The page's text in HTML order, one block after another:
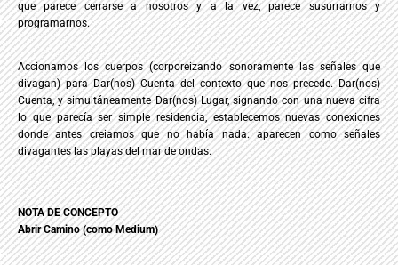
que parece cerrarse a nosotros y a la vez, parece susurrarnos y
programarnos.
Accionamos los cuerpos (corporeizando sonoramente las señales que
divagan) para Dar(nos) Cuenta del contexto que nos precede. Dar(nos)
Cuenta, y simultáneamente Dar(nos) Lugar, signando con una nueva cifra
lo que parecía ser simple residencia, establecemos nuevas conexiones
donde antes creiamos que no había nada: aparecen como señales
divagantes las playas del mar de ondas.
NOTA DE CONCEPTO
Abrir Camino (como Medium)